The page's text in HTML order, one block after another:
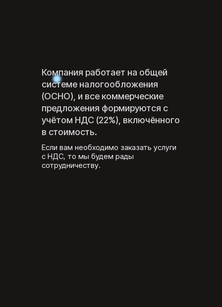
Если вам необходимо заказать услуги
с НДС, то мы будем рады
сотрудничеству.
Компания работает на общей
системе налогообложения
(ОСНО), и все коммерческие
предложения формируются с
учётом НДС (22%), включённого
в стоимость.